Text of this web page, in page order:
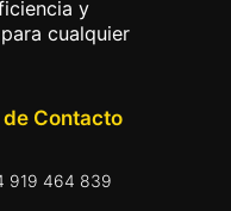
y
cualquier
de Contacto
919 464 839